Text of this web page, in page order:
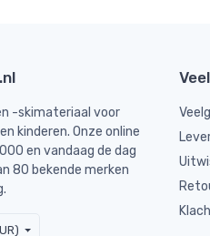
-skimateriaal voor
kinderen. Onze online
en vandaag de dag
80 bekende merken